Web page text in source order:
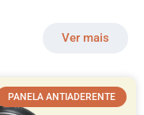
Ver mais
PANELA ANTIADERENTE